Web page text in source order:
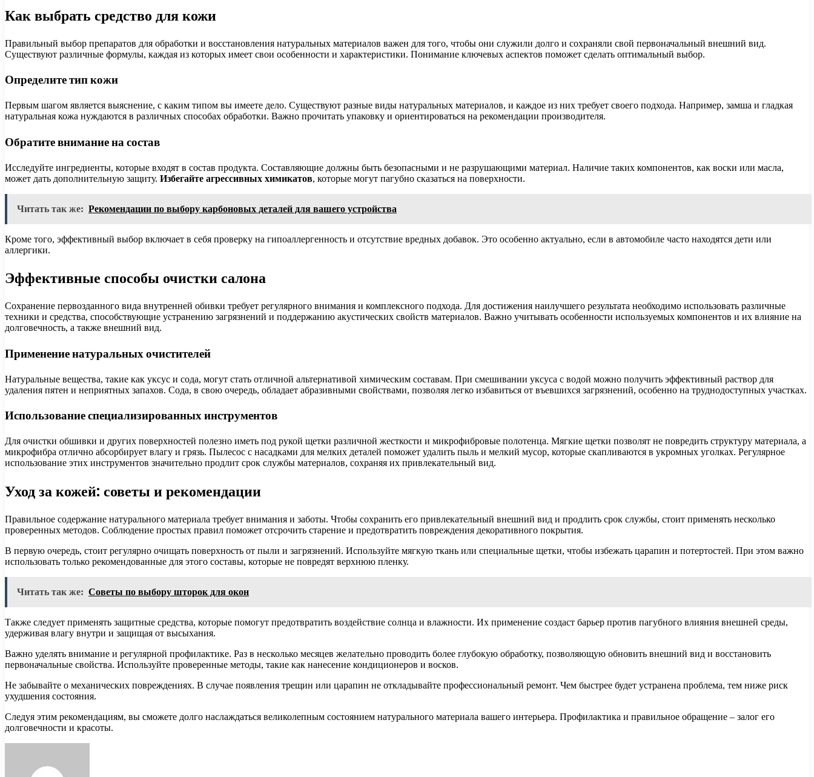
Как выбрать средство для кожи
Правильный выбор препаратов для обработки и восстановления натуральных материалов важен для того, чтобы они служили долго и сохраняли свой первоначальный внешний вид.
Существуют различные формулы, каждая из которых имеет свои особенности и характеристики. Понимание ключевых аспектов поможет сделать оптимальный выбор.
Определите тип кожи
Первым шагом является выяснение, с каким типом вы имеете дело. Существуют разные виды натуральных материалов, и каждое из них требует своего подхода. Например, замша и гладкая
натуральная кожа нуждаются в различных способах обработки. Важно прочитать упаковку и ориентироваться на рекомендации производителя.
Обратите внимание на состав
Исследуйте ингредиенты, которые входят в состав продукта. Составляющие должны быть безопасными и не разрушающими материал. Наличие таких компонентов, как воски или масла,
может дать дополнительную защиту. Избегайте агрессивных химикатов, которые могут пагубно сказаться на поверхности.
Читать так же: Рекомендации по выбору карбоновых деталей для вашего устройства
Кроме того, эффективный выбор включает в себя проверку на гипоаллергенность и отсутствие вредных добавок. Это особенно актуально, если в автомобиле часто находятся дети или
аллергики.
Эффективные способы очистки салона
Сохранение первозданного вида внутренней обивки требует регулярного внимания и комплексного подхода. Для достижения наилучшего результата необходимо использовать различные
техники и средства, способствующие устранению загрязнений и поддержанию акустических свойств материалов. Важно учитывать особенности используемых компонентов и их влияние на
долговечность, а также внешний вид.
Применение натуральных очистителей
Натуральные вещества, такие как уксус и сода, могут стать отличной альтернативой химическим составам. При смешивании уксуса с водой можно получить эффективный раствор для
удаления пятен и неприятных запахов. Сода, в свою очередь, обладает абразивными свойствами, позволяя легко избавиться от въевшихся загрязнений, особенно на труднодоступных участках.
Использование специализированных инструментов
Для очистки обшивки и других поверхностей полезно иметь под рукой щетки различной жесткости и микрофибровые полотенца. Мягкие щетки позволят не повредить структуру материала, а
микрофибра отлично абсорбирует влагу и грязь. Пылесос с насадками для мелких деталей поможет удалить пыль и мелкий мусор, которые скапливаются в укромных уголках. Регулярное
использование этих инструментов значительно продлит срок службы материалов, сохраняя их привлекательный вид.
Уход за кожей: советы и рекомендации
Правильное содержание натурального материала требует внимания и заботы. Чтобы сохранить его привлекательный внешний вид и продлить срок службы, стоит применять несколько
проверенных методов. Соблюдение простых правил поможет отсрочить старение и предотвратить повреждения декоративного покрытия.
В первую очередь, стоит регулярно очищать поверхность от пыли и загрязнений. Используйте мягкую ткань или специальные щетки, чтобы избежать царапин и потертостей. При этом важно
использовать только рекомендованные для этого составы, которые не повредят верхнюю пленку.
Читать так же: Советы по выбору шторок для окон
Также следует применять защитные средства, которые помогут предотвратить воздействие солнца и влажности. Их применение создаст барьер против пагубного влияния внешней среды,
удерживая влагу внутри и защищая от высыхания.
Важно уделять внимание и регулярной профилактике. Раз в несколько месяцев желательно проводить более глубокую обработку, позволяющую обновить внешний вид и восстановить
первоначальные свойства. Используйте проверенные методы, такие как нанесение кондиционеров и восков.
Не забывайте о механических повреждениях. В случае появления трещин или царапин не откладывайте профессиональный ремонт. Чем быстрее будет устранена проблема, тем ниже риск
ухудшения состояния.
Следуя этим рекомендациям, вы сможете долго наслаждаться великолепным состоянием натурального материала вашего интерьера. Профилактика и правильное обращение – залог его
долговечности и красоты.